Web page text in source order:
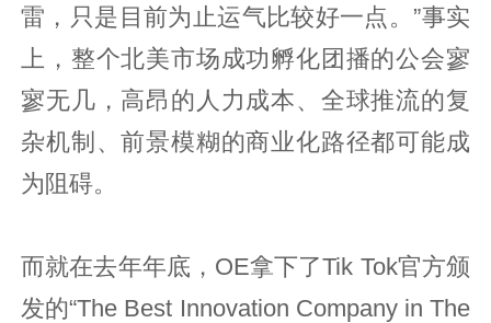
雷，只是目前为止运气比较好一点。”事实
上，整个北美市场成功孵化团播的公会寥
寥无几，高昂的人力成本、全球推流的复
杂机制、前景模糊的商业化路径都可能成
为阻碍。
而就在去年年底，OE拿下了Tik Tok官方颁
发的“The Best Innovation Company in The